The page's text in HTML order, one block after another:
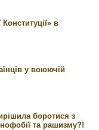
Конституції» в
у воюючій
боротися з
та рашизму?!